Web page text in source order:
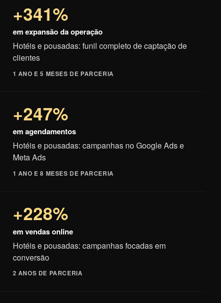
+341%
em expansão da operação
Hotéis e pousadas: funil completo de captação de
clientes
1 ANO E 5 MESES DE PARCERIA
+247%
em agendamentos
Hotéis e pousadas: campanhas no Google Ads e
Meta Ads
1 ANO E 8 MESES DE PARCERIA
+228%
em vendas online
Hotéis e pousadas: campanhas focadas em
conversão
2 ANOS DE PARCERIA